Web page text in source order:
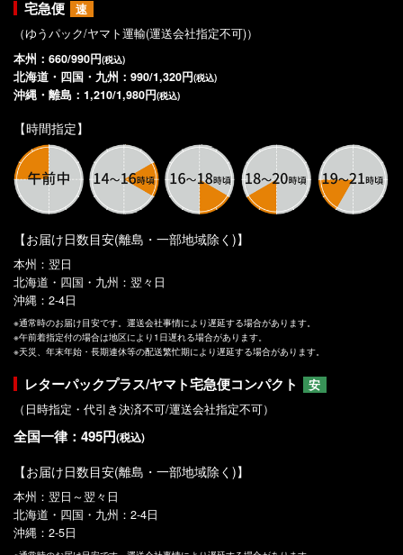
宅急便
速
（ゆうパック/ヤマト運輸(運送会社指定不可)）
本州：660/990円(税込)
北海道・四国・九州：990/1,320円(税込)
沖縄・離島：1,210/1,980円(税込)
【時間指定】
【お届け日数目安(離島・一部地域除く)】
本州：翌日
北海道・四国・九州：翌々日
沖縄：2-4日
※通常時のお届け目安です。運送会社事情により遅延する場合があります。
※午前着指定付の場合は地区により1日遅れる場合があります。
※天災、年末年始・長期連休等の配送繁忙期により遅延する場合があります。
レターパックプラス/ヤマト宅急便コンパクト
安
（日時指定・代引き決済不可/運送会社指定不可）
全国一律：495円(税込)
【お届け日数目安(離島・一部地域除く)】
本州：翌日～翌々日
北海道・四国・九州：2-4日
沖縄：2-5日